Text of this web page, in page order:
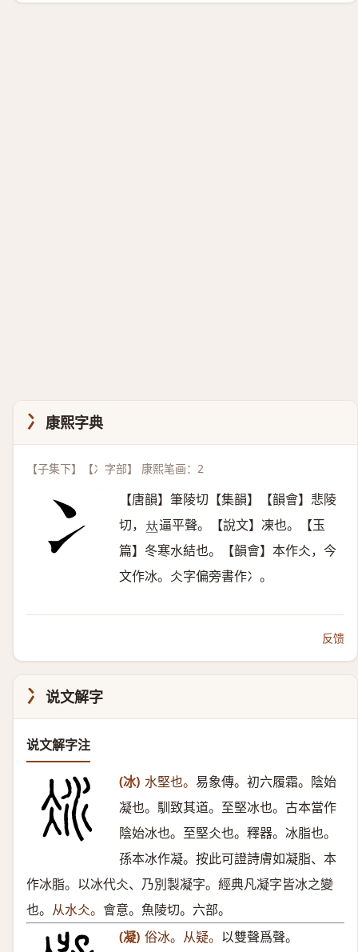
冫 康熙字典
【子集下】【冫字部】 康熙笔画：2
【唐韻】筆陵切【集韻】【韻會】悲陵
切， 𠀤逼平聲。【說文】凍也。【玉
篇】冬寒水結也。【韻會】本作仌，今
文作冰。仌字偏旁書作冫。
反馈
冫 说文解字
说文解字注
(冰) 水堅也。 易象傳。初六履霜。陰始
凝也。馴致其道。至堅冰也。古本當作
陰始冰也。至堅仌也。釋器。冰脂也。
孫本冰作凝。按此可證詩膚如凝脂、本
作冰脂。以冰代仌、乃別製凝字。經典凡凝字皆冰之變
也。 从水仌。 會意。魚陵切。六部。
(凝) 俗冰。从疑。 以雙聲爲聲。